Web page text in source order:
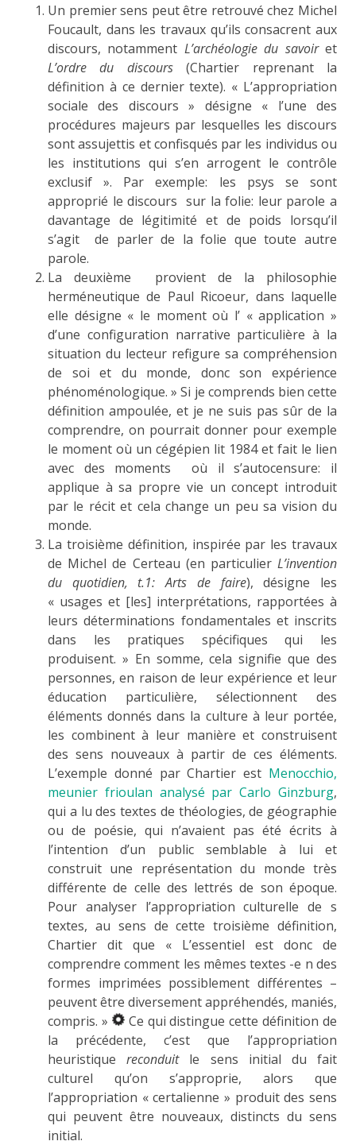
Un premier sens peut être retrouvé chez Michel
Foucault, dans les travaux qu’ils consacrent aux
discours, notamment L’archéologie du savoiret
L’ordre du discours(Chartier reprenant la
définition à ce dernier texte). « L’appropriation
sociale des discours » désigne « l’une des
procédures majeurs par lesquelles les discours
sont assujettis et confisqués par les individus ou
les institutions qui s’en arrogent le contrôle
exclusif ». Par exemple: les psys se sont
approprié le discours sur la folie: leur parole a
davantage de légitimité et de poids lorsqu’il
s’agit de parler de la folie que toute autre
parole.
La deuxième provient de la philosophie
herméneutique de Paul Ricoeur, dans laquelle
elle désigne « le moment où l’ « application »
d’une configuration narrative particulière à la
situation du lecteur refigure sa compréhension
de soi et du monde, donc son expérience
phénoménologique. » Si je comprends bien cette
définition ampoulée, et je ne suis pas sûr de la
comprendre, on pourrait donner pour exemple
le moment où un cégépien lit 1984 et fait le lien
avec des moments où il s’autocensure: il
applique à sa propre vie un concept introduit
par le récit et cela change un peu sa vision du
monde.
La troisième définition, inspirée par les travaux
de Michel de Certeau (en particulier L’invention
du quotidien, t.1: Arts de faire), désigne les
« usages et [les] interprétations, rapportées à
leurs déterminations fondamentales et inscrits
dans les pratiques spécifiques qui les
produisent. » En somme, cela signifie que des
personnes, en raison de leur expérience et leur
éducation particulière, sélectionnent des
éléments donnés dans la culture à leur portée,
les combinent à leur manière et construisent
des sens nouveaux à partir de ces éléments.
L’exemple donné par Chartier est Menocchio,
meunier frioulan analysé par Carlo Ginzburg,
qui a lu des textes de théologies, de géographie
ou de poésie, qui n’avaient pas été écrits à
l’intention d’un public semblable à lui et
construit une représentation du monde très
différente de celle des lettrés de son époque.
Pour analyser l’appropriation culturelle de s
textes, au sens de cette troisième définition,
Chartier dit que « L’essentiel est donc de
comprendre comment les mêmes textes -e n des
formes imprimées possiblement différentes –
peuvent être diversement appréhendés, maniés,
compris. »
Ce qui distingue cette définition de
la précédente, c’est que l’appropriation
heuristiquereconduitle sens initial du fait
culturel qu’on s’approprie, alors que
l’appropriation « certalienne » produit des sens
qui peuvent être nouveaux, distincts du sens
initial.